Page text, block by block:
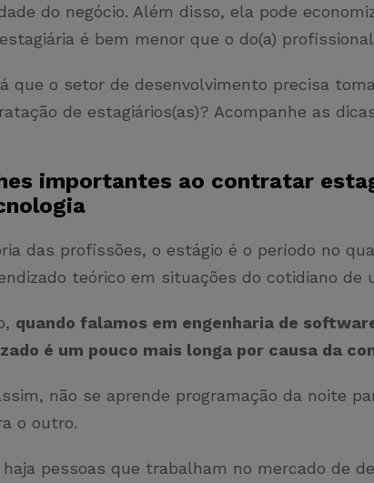
do negócio. Além disso, ela pode
é bem menor que o do(a)
que o setor de desenvolvimento precisa
de estagiários(as)? Acompanhe as
importantes ao contratar
das profissões, o estágio é o período no
teórico em situações do cotidiano de
quando falamos em engenharia de
é um pouco mais longa por causa da
não se aprende programação da noite
o outro.
haja pessoas que trabalham no mercado de